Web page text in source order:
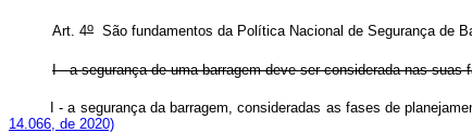
Art. 4o São fundamentos da Política Nacional de Segurança de
I - a segurança de uma barragem deve ser considerada nas
I - a segurança da barragem, consideradas as fases de
14.066, de 2020)